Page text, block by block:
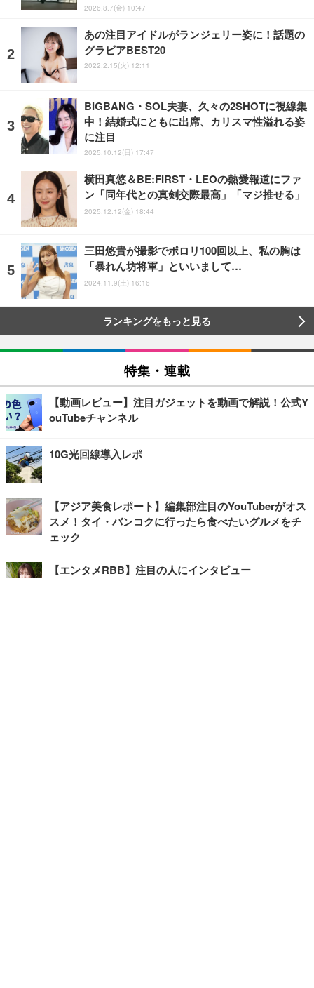
2026.8.7(金) 10:47
あの注目アイドルがランジェリー姿に！話題の
グラビアBEST20
2022.2.15(火) 12:11
BIGBANG・SOL夫妻、久々の2SHOTに視線集
中！結婚式にともに出席、カリスマ性溢れる姿
に注目
2025.10.12(日) 17:47
横田真悠＆BE:FIRST・LEOの熱愛報道にファ
ン「同年代との真剣交際最高」「マジ推せる」
2025.12.12(金) 18:44
三田悠貴が撮影でポロリ100回以上、私の胸は
「暴れん坊将軍」といいまして…
2024.11.9(土) 16:16
ランキングをもっと見る
特集・連載
【動画レビュー】注目ガジェットを動画で解説！公式Y
ouTubeチャンネル
10G光回線導入レポ
【アジア美食レポート】編集部注目のYouTuberがオス
スメ！タイ・バンコクに行ったら食べたいグルメをチ
ェック
【エンタメRBB】注目の人にインタビュー